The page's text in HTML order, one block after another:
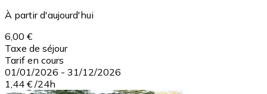
À partir d'aujourd'hui
6,00 €
Taxe de séjour
Tarif en cours
01/01/2026 - 31/12/2026
1,44 € /24h